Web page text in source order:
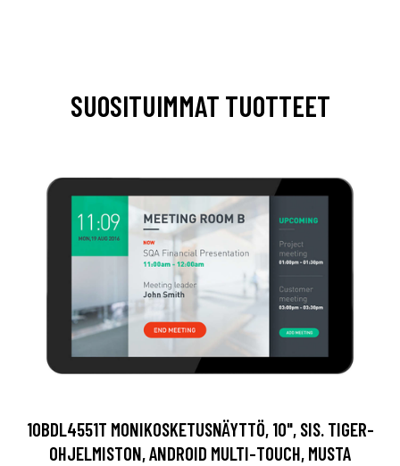
SUOSITUIMMAT TUOTTEET
10BDL4551T MONIKOSKETUSNÄYTTÖ, 10", SIS. TIGER-
OHJELMISTON, ANDROID MULTI-TOUCH, MUSTA